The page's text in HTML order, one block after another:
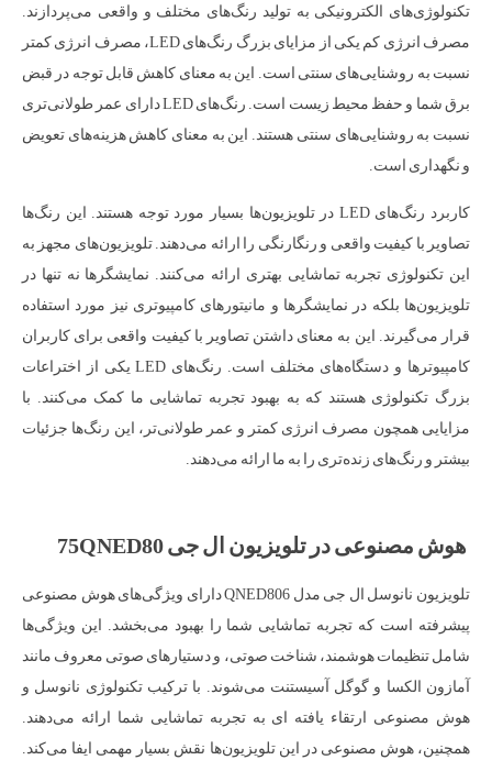
تکنولوژی‌های الکترونیکی به تولید رنگ‌های مختلف و واقعی می‌پردازند.
مصرف انرژی کم یکی از مزایای بزرگ رنگ‌های LED، مصرف انرژی کمتر
نسبت به روشنایی‌های سنتی است. این به معنای کاهش قابل توجه در قبض
برق شما و حفظ محیط زیست است. رنگ‌های LED دارای عمر طولانی‌تری
نسبت به روشنایی‌های سنتی هستند. این به معنای کاهش هزینه‌های تعویض
و نگهداری است.
کاربرد رنگ‌های LED در تلویزیون‌ها بسیار مورد توجه هستند. این رنگ‌ها
تصاویر با کیفیت واقعی و رنگارنگی را ارائه می‌دهند. تلویزیون‌های مجهز به
این تکنولوژی تجربه تماشایی بهتری ارائه می‌کنند. نمایشگرها نه تنها در
تلویزیون‌ها بلکه در نمایشگرها و مانیتورهای کامپیوتری نیز مورد استفاده
قرار می‌گیرند. این به معنای داشتن تصاویر با کیفیت واقعی برای کاربران
کامپیوترها و دستگاه‌های مختلف است. رنگ‌های LED یکی از اختراعات
بزرگ تکنولوژی هستند که به بهبود تجربه تماشایی ما کمک می‌کنند. با
مزایایی همچون مصرف انرژی کمتر و عمر طولانی‌تر، این رنگ‌ها جزئیات
بیشتر و رنگ‌های زنده‌تری را به ما ارائه می‌دهند.
هوش مصنوعی در تلویزیون ال جی 75QNED80
تلویزیون نانوسل ال جی مدل QNED806 دارای ویژگی‌های هوش مصنوعی
پیشرفته است که تجربه تماشایی شما را بهبود می‌بخشد. این ویژگی‌ها
شامل تنظیمات هوشمند، شناخت صوتی، و دستیارهای صوتی معروف مانند
آمازون الکسا و گوگل آسیستنت می‌شوند. با ترکیب تکنولوژی نانوسل و
هوش مصنوعی ارتقاء یافته ای به تجربه تماشایی شما ارائه می‌دهند.
همچنین، هوش مصنوعی در این تلویزیون‌ها نقش بسیار مهمی ایفا می‌کند.